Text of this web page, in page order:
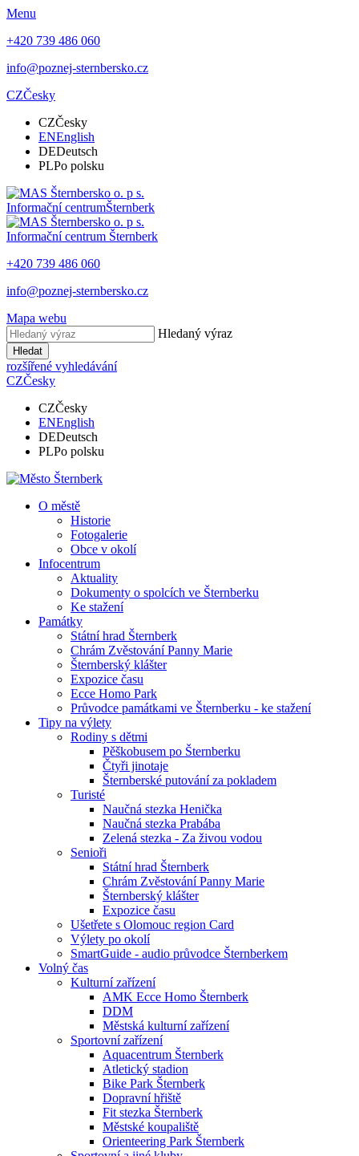
Menu
+420 739 486 060
info@poznej-sternbersko.cz
CZČesky
CZČesky
ENEnglish
DEDeutsch
PLPo polsku
Informační centrumŠternberk
Informační centrum Šternberk
+420 739 486 060
info@poznej-sternbersko.cz
Mapa webu
Hledaný výraz
Hledat
rozšířené vyhledávání
CZČesky
CZČesky
ENEnglish
DEDeutsch
PLPo polsku
O městě
Historie
Fotogalerie
Obce v okolí
Infocentrum
Aktuality
Dokumenty o spolcích ve Šternberku
Ke stažení
Památky
Státní hrad Šternberk
Chrám Zvěstování Panny Marie
Šternberský klášter
Expozice času
Ecce Homo Park
Průvodce památkami ve Šternberku - ke stažení
Tipy na výlety
Rodiny s dětmi
Pěškobusem po Šternberku
Čtyři jinotaje
Šternberské putování za pokladem
Turisté
Naučná stezka Henička
Naučná stezka Prabába
Zelená stezka - Za živou vodou
Senioři
Státní hrad Šternberk
Chrám Zvěstování Panny Marie
Šternberský klášter
Expozice času
Ušetřete s Olomouc region Card
Výlety po okolí
SmartGuide - audio průvodce Šternberkem
Volný čas
Kulturní zařízení
AMK Ecce Homo Šternberk
DDM
Městská kulturní zařízení
Sportovní zařízení
Aquacentrum Šternberk
Atletický stadion
Bike Park Šternberk
Dopravní hřiště
Fit stezka Šternberk
Městské koupaliště
Orienteering Park Šternberk